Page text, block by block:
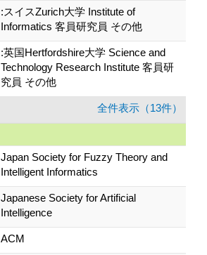
:スイスZurich大学 Institute of
Informatics 客員研究員 その他
:英国Hertfordshire大学 Science and
Technology Research Institute 客員研
究員 その他
全件表示（13件）
Japan Society for Fuzzy Theory and
Intelligent Informatics
Japanese Society for Artificial
Intelligence
ACM